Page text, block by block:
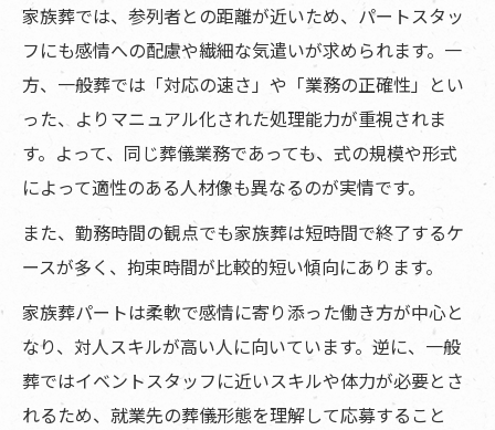
家族葬では、参列者との距離が近いため、パートスタッ
フにも感情への配慮や繊細な気遣いが求められます。一
方、一般葬では「対応の速さ」や「業務の正確性」とい
った、よりマニュアル化された処理能力が重視されま
す。よって、同じ葬儀業務であっても、式の規模や形式
によって適性のある人材像も異なるのが実情です。
また、勤務時間の観点でも家族葬は短時間で終了するケ
ースが多く、拘束時間が比較的短い傾向にあります。
家族葬パートは柔軟で感情に寄り添った働き方が中心と
なり、対人スキルが高い人に向いています。逆に、一般
葬ではイベントスタッフに近いスキルや体力が必要とさ
れるため、就業先の葬儀形態を理解して応募すること